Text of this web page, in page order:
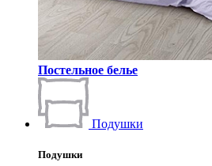
Постельное белье
Подушки
Подушки